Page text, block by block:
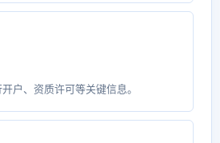
户、资质许可等关键信息。